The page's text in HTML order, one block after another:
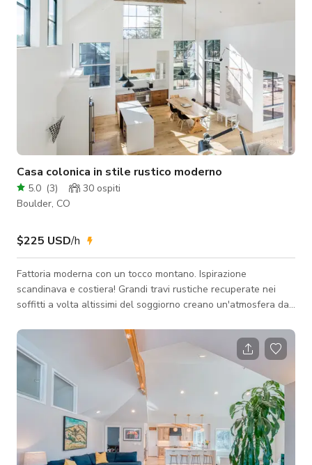
Casa colonica in stile rustico moderno
5.0 (3) 30 ospiti
Boulder, CO
$225 USD/h
Fattoria moderna con un tocco montano. Ispirazione
scandinava e costiera! Grandi travi rustiche recuperate nei
soffitti a volta altissimi del soggiorno creano un'atmosfera da
giochi di luce sulle pareti bianche e sui pavimenti in quercia
chiara per tutto il giorno. Contatori in cemento bianco e armadi
in noce massello in cucina. Quartiere tranquillo con grandi lotti
e alberi maturi. In città a Boulder, Colorado, ai piedi delle
Montagne R